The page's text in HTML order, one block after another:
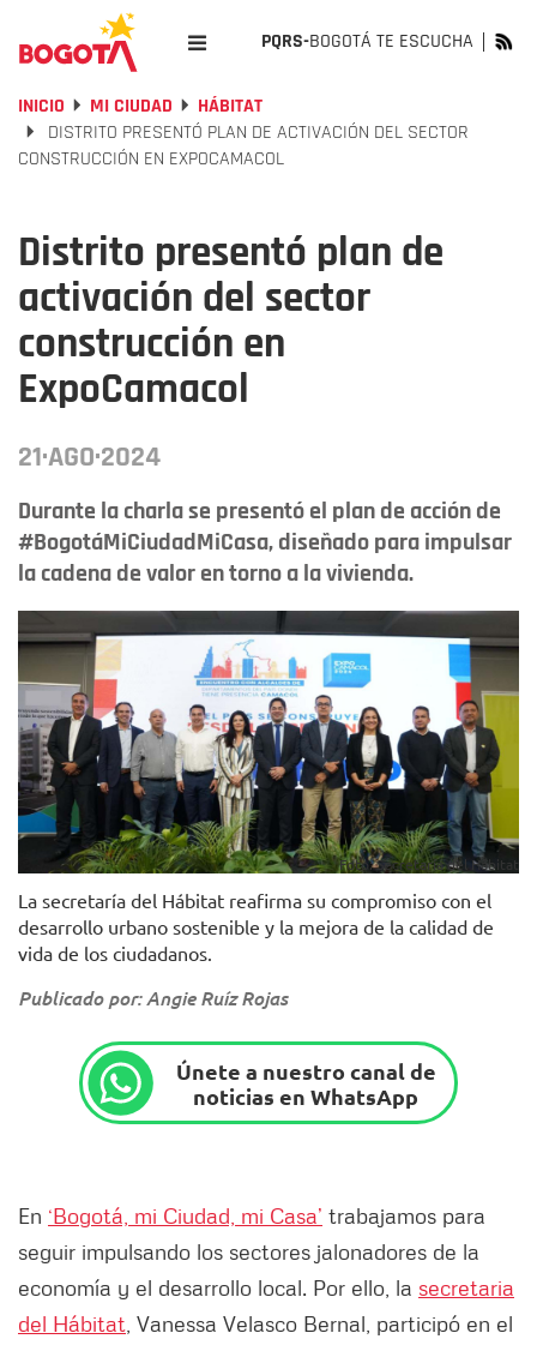
PQRS-BOGOTÁ TE ESCUCHA
INICIO MI CIUDAD
HÁBITAT
DISTRITO PRESENTÓ PLAN DE ACTIVACIÓN DEL SECTOR
CONSTRUCCIÓN EN EXPOCAMACOL
Distrito presentó plan de
activación del sector
construcción en
ExpoCamacol
21·AGO·2024
Durante la charla se presentó el plan de acción de
#BogotáMiCiudadMiCasa, diseñado para impulsar
la cadena de valor en torno a la vivienda.
Foto: Secretaría del Hábitat
La secretaría del Hábitat reafirma su compromiso con el
desarrollo urbano sostenible y la mejora de la calidad de
vida de los ciudadanos.
Publicado por: Angie Ruíz Rojas
Únete a nuestro canal de
noticias en WhatsApp
En ‘Bogotá, mi Ciudad, mi Casa’ trabajamos para
seguir impulsando los sectores jalonadores de la
economía y el desarrollo local. Por ello, la secretaria
del Hábitat , Vanessa Velasco Bernal, participó en el